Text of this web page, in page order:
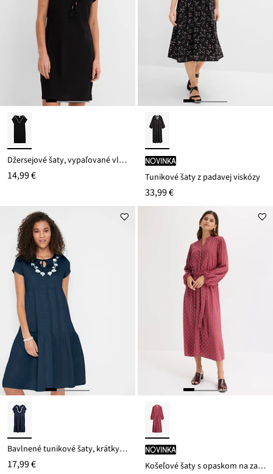
Džersejové šaty, vypaľované vlákno
14,99 €
novinka
Tunikové šaty z padavej viskózy
33,99 €
Bavlnené tunikové šaty, krátky rukáv
17,99 €
novinka
Košeľové šaty s opaskom na zaviazanie